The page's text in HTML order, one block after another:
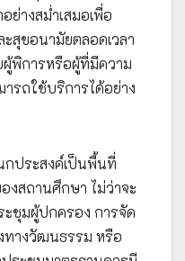
ย่างสม่ำเสมอเพื่อ
สุขอนามัยตลอดเวลา
พิการหรือผู้ที่มีความ
รถใช้บริการได้อย่าง
กประสงค์เป็นพื้นที่
งสถานศึกษา ไม่ว่าจะ
ะชุมผู้ปกครอง การจัด
ทางวัฒนธรรม หรือ